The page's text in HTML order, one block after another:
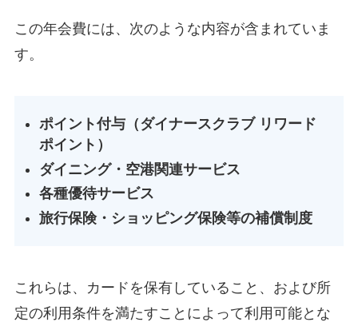
この年会費には、次のような内容が含まれていま
す。
ポイント付与（ダイナースクラブ リワード
ポイント）
ダイニング・空港関連サービス
各種優待サービス
旅行保険・ショッピング保険等の補償制度
これらは、カードを保有していること、および所
定の利用条件を満たすことによって利用可能とな